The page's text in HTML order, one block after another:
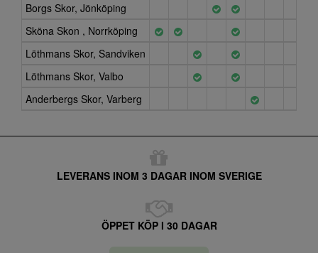
Borgs Skor, Jönköping
Sköna Skon , Norrköping
Löthmans Skor, Sandviken
Löthmans Skor, Valbo
Anderbergs Skor, Varberg
LEVERANS INOM 3 DAGAR INOM SVERIGE
ÖPPET KÖP I 30 DAGAR